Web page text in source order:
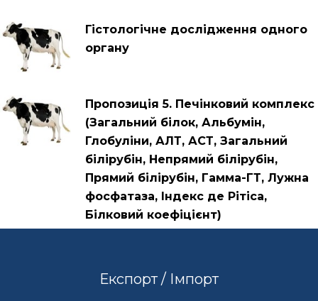
Гістологічне дослідження одного
органу
Пропозиція 5. Печінковий комплекс
(Загальний білок, Альбумін,
Глобуліни, АЛТ, АСТ, Загальний
білірубін, Непрямий білірубін,
Прямий білірубін, Гамма-ГТ, Лужна
фосфатаза, Індекс де Рітіса,
Білковий коефіцієнт)
Експорт / Імпорт